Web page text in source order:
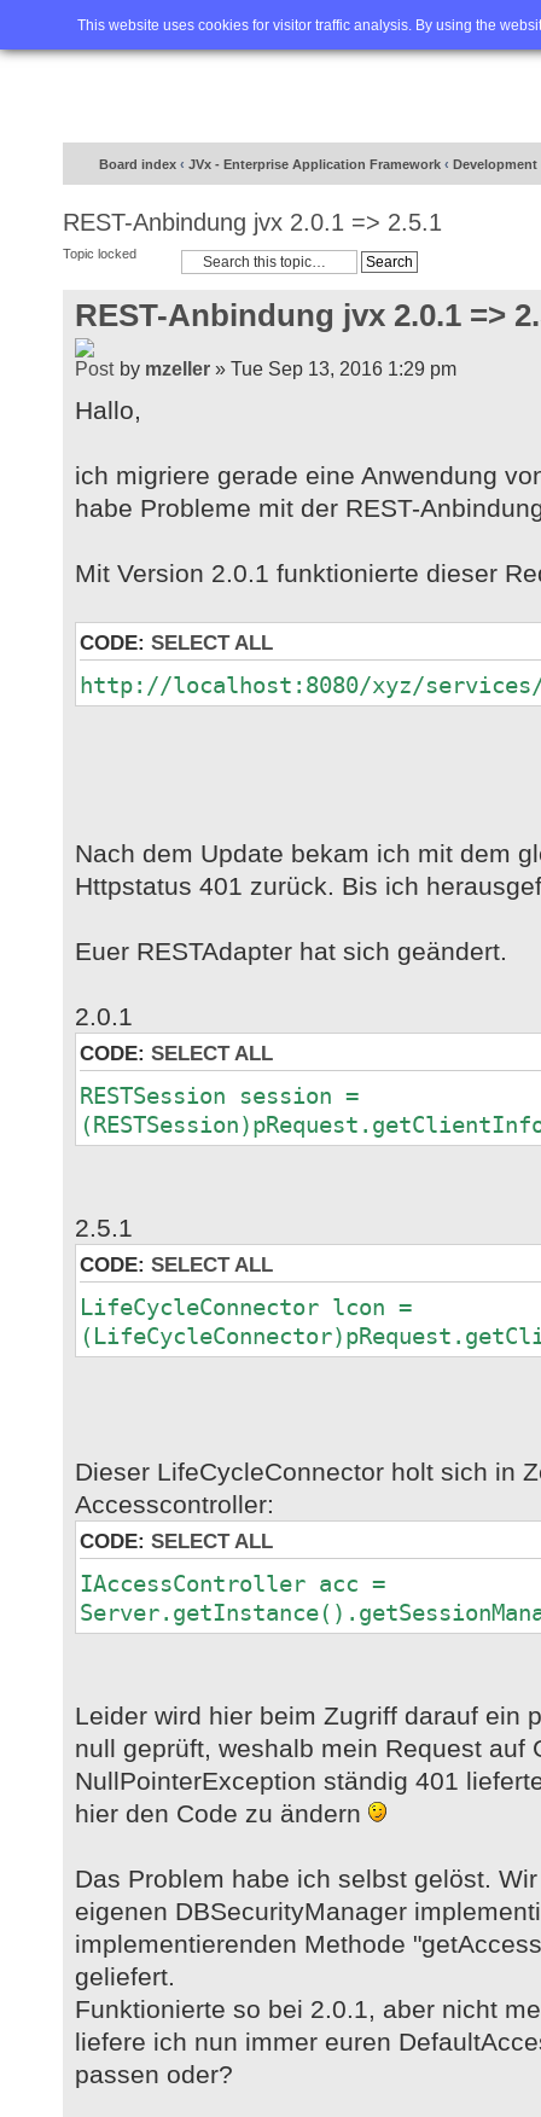
This website uses cookies for visitor traffic analysis. By using the
Home FAQ Advanced
Board index ‹ JVx - Enterprise Application Framework ‹ Development
REST-Anbindung jvx 2.0.1 => 2.5.1
Topic locked
REST-Anbindung jvx 2.0.1 =>
by mzeller » Tue Sep 13, 2016 1:29 pm
Hallo,
ich migriere gerade eine Anwendung
habe Probleme mit der REST-
Mit Version 2.0.1 funktionierte dieser
CODE: SELECT ALL
http://localhost:8080/xyz/
Nach dem Update bekam ich mit dem
Httpstatus 401 zurück. Bis ich
Euer RESTAdapter hat sich geändert.
2.0.1
CODE: SELECT ALL
RESTSession session =
2.5.1
CODE: SELECT ALL
LifeCycleConnector lcon =
Dieser LifeCycleConnector holt sich in
Accesscontroller:
CODE: SELECT ALL
IAccessController acc =
Leider wird hier beim Zugriff darauf ein
null geprüft, weshalb mein Request auf
NullPointerException ständig 401
hier den Code zu ändern
Das Problem habe ich selbst gelöst.
eigenen DBSecurityManager
implementierenden Methode
geliefert.
Funktionierte so bei 2.0.1, aber nicht
liefere ich nun immer euren
passen oder?